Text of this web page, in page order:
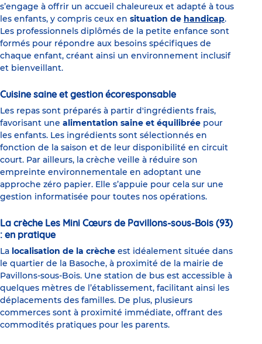
s’engage à offrir un accueil chaleureux et adapté à tous
les enfants, y compris ceux en situation de handicap.
Les professionnels diplômés de la petite enfance sont
formés pour répondre aux besoins spécifiques de
chaque enfant, créant ainsi un environnement inclusif
et bienveillant.
Cuisine saine et gestion écoresponsable
Les repas sont préparés à partir d'ingrédients frais,
favorisant une alimentation saine et équilibrée pour
les enfants. Les ingrédients sont sélectionnés en
fonction de la saison et de leur disponibilité en circuit
court. Par ailleurs, la crèche veille à réduire son
empreinte environnementale en adoptant une
approche zéro papier. Elle s’appuie pour cela sur une
gestion informatisée pour toutes nos opérations.
La crèche Les Mini Cœurs de Pavillons-sous-Bois (93)
: en pratique
La localisation de la crèche est idéalement située dans
le quartier de la Basoche, à proximité de la mairie de
Pavillons-sous-Bois. Une station de bus est accessible à
quelques mètres de l’établissement, facilitant ainsi les
déplacements des familles. De plus, plusieurs
commerces sont à proximité immédiate, offrant des
commodités pratiques pour les parents.